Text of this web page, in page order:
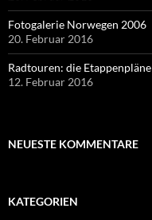
Fotogalerie Norwegen 2006
20. Februar 2016
Radtouren: die Etappenpläne
12. Februar 2016
NEUESTE KOMMENTARE
KATEGORIEN